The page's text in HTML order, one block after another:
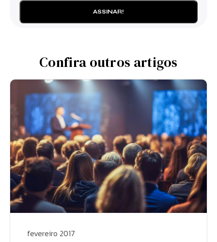
Confira outros artigos
fevereiro 2017